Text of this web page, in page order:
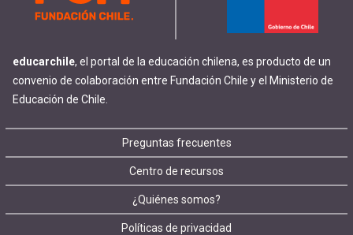
educarchile, el portal de la educación chilena, es producto de un
convenio de colaboración entre Fundación Chile y el Ministerio de
Educación de Chile.
Footer
menu
Preguntas frecuentes
Centro de recursos
¿Quiénes somos?
Políticas de privacidad